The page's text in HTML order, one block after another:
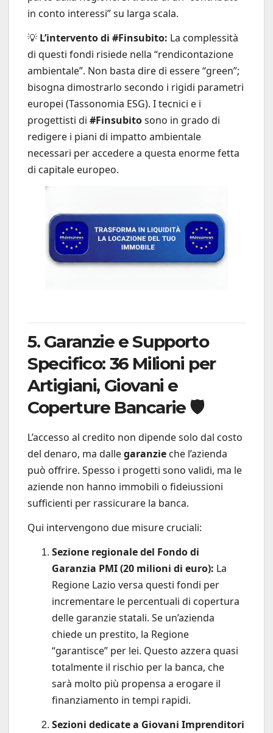
in conto interessi” su larga scala.
💡 L’intervento di #Finsubito: La complessità
di questi fondi risiede nella “rendicontazione
ambientale”. Non basta dire di essere “green”;
bisogna dimostrarlo secondo i rigidi parametri
europei (Tassonomia ESG). I tecnici e i
progettisti di #Finsubitosono in grado di
redigere i piani di impatto ambientale
necessari per accedere a questa enorme fetta
di capitale europeo.
5. Garanzie e Supporto
Specifico: 36 Milioni per
Artigiani, Giovani e
Coperture Bancarie 🛡️
L’accesso al credito non dipende solo dal costo
del denaro, ma dallegaranzie che l’azienda
può offrire. Spesso i progetti sono validi, ma le
aziende non hanno immobili o fideiussioni
sufficienti per rassicurare la banca.
Qui intervengono due misure cruciali:
Sezione regionale del Fondo di
Garanzia PMI (20 milioni di euro): La
Regione Lazio versa questi fondi per
incrementare le percentuali di copertura
delle garanzie statali. Se un’azienda
chiede un prestito, la Regione
“garantisce” per lei. Questo azzera quasi
totalmente il rischio per la banca, che
sarà molto più propensa a erogare il
finanziamento in tempi rapidi.
Sezioni dedicate a Giovani Imprenditori